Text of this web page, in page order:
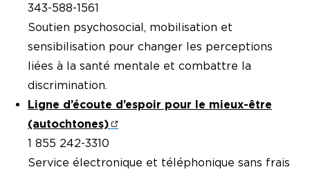
343-588-1561
Soutien psychosocial, mobilisation et
sensibilisation pour changer les perceptions
liées à la santé mentale et combattre la
discrimination.
Ligne d’écoute d’espoir pour le mieux-être
(autochtones)
1 855 242-3310
Service électronique et téléphonique sans frais